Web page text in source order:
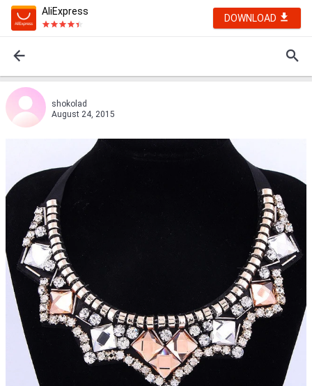
AliExpress
DOWNLOAD
shokolad
August 24, 2015